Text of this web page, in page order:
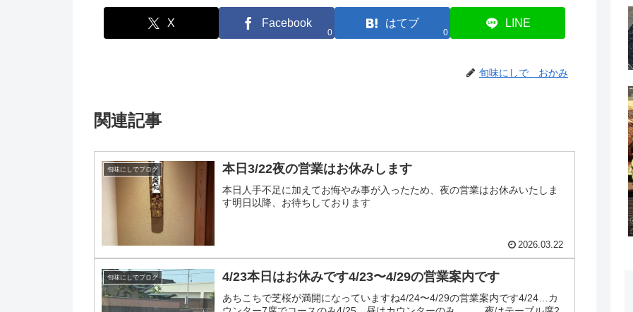
X Facebook
0
はてブ
0
LINE
旬味にしで おかみ
関連記事
旬味にしでブログ 本日3/22夜の営業はお休みします
本日人手不足に加えてお悔やみ事が入ったため、夜の営業はお休みいたしま
す明日以降、お待ちしております
2026.03.22
旬味にしでブログ 4/23本日はお休みです4/23〜4/29の営業案内です
あちこちで芝桜が満開になっていますね4/24〜4/29の営業案内です4/24…カ